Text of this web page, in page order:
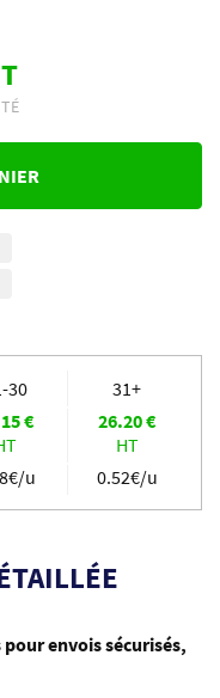
30
31+
€
26.20€
HT
u 0.52€/u
envois sécurisés,